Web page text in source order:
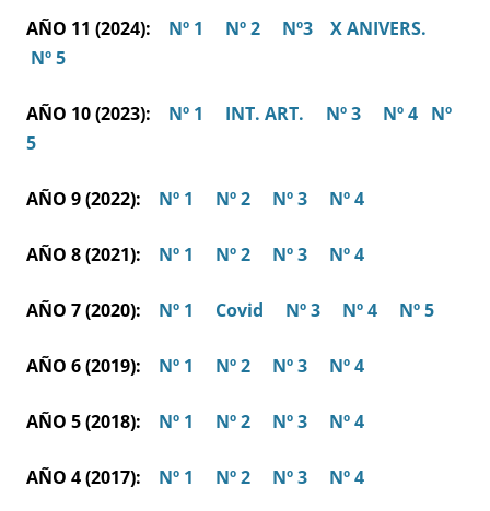
AÑO 11 (2024): Nº 1 Nº 2 Nº3
X ANIVERS.
Nº 5
AÑO 10 (2023): Nº 1 INT. ART. Nº 3 Nº 4 Nº
5
AÑO 9 (2022): Nº 1 Nº 2 Nº 3 Nº 4
AÑO 8 (2021): Nº 1 Nº 2 Nº 3 Nº 4
AÑO 7 (2020): Nº 1 Covid Nº 3 Nº 4 Nº 5
AÑO 6 (2019): Nº 1 Nº 2 Nº 3 Nº 4
AÑO 5 (2018): Nº 1 Nº 2 Nº 3 Nº 4
AÑO 4 (2017): Nº 1 Nº 2 Nº 3 Nº 4